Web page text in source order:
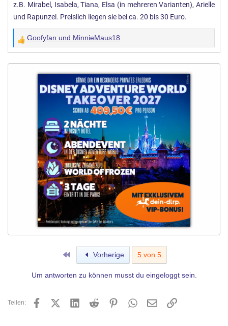
z.B. Mirabel, Isabela, Tiana, Elsa (in mehreren Varianten), Arielle
und Rapunzel. Preislich liegen sie bei ca. 20 bis 30 Euro.
W
e
r
Goofyfan und MinnieMaus18
Erste Vorherige 5 von 5
Um antworten zu können musst du eingeloggt sein.
Teilen: FacebookX (Twitter)LinkedInReddit PinterestWhatsApp
E-MailLink